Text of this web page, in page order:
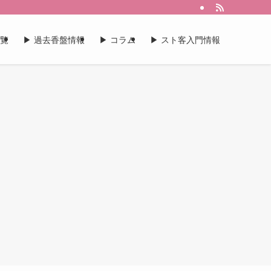
▶︎ 過去香盤情報 ▶︎ コラム ▶︎ スト客入門情報